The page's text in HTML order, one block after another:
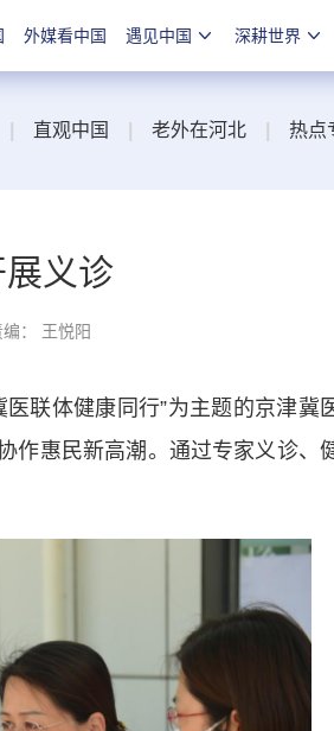
外媒看中国 遇见中国 深耕世界
直观中国 老外在河北 热点
义诊
编： 王悦阳
联体健康同行”为主题的京津冀
作惠民新高潮。通过专家义诊、